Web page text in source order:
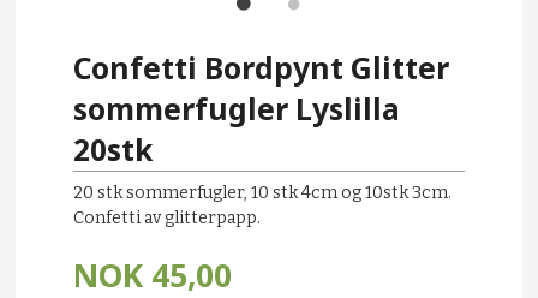
Confetti Bordpynt Glitter
sommerfugler Lyslilla
20stk
20 stk sommerfugler, 10 stk 4cm og 10stk 3cm.
Confetti av glitterpapp.
NOK 45,00